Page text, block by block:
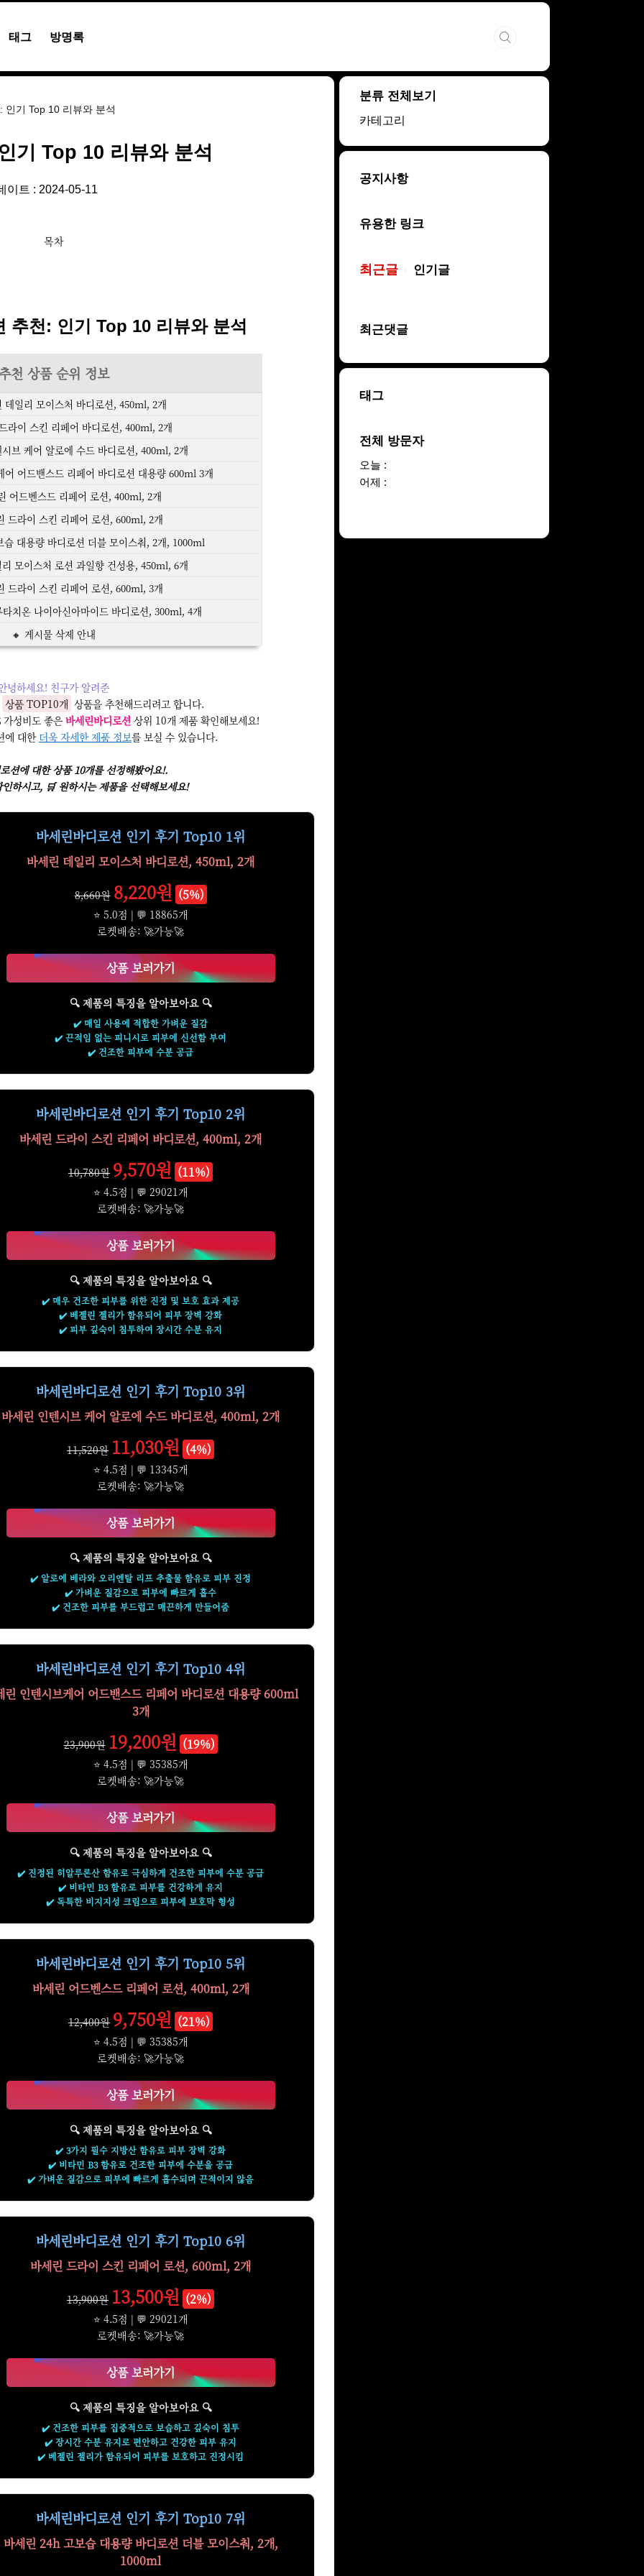
태그 방명록
인기 Top 10 리뷰와 분석
기 Top 10 리뷰와 분석
이트 : 2024-05-11
목차
추천: 인기 Top 10 리뷰와 분석
천 상품 순위 정보
데일리 모이스처 바디로션, 450ml, 2개
라이 스킨 리페어 바디로션, 400ml, 2개
브 케어 알로에 수드 바디로션, 400ml, 2개
어드밴스드 리페어 바디로션 대용량 600ml 3개
어드벤스드 리페어 로션, 400ml, 2개
드라이 스킨 리페어 로션, 600ml, 2개
대용량 바디로션 더블 모이스춰, 2개, 1000ml
모이스처 로션 과일향 건성용, 450ml, 6개
드라이 스킨 리페어 로션, 600ml, 3개
치온 나이아신아마이드 바디로션, 300ml, 4개
🔸 게시물 삭제 안내
녕하세요! 친구가 알려준
상품 TOP10개 상품을 추천해드리려고 합니다.
성비도 좋은 바세린바디로션 상위 10개 제품 확인해보세요!
에 대한 더욱 자세한 제품 정보를 보실 수 있습니다.
션에 대한 상품 10개를 선정해봤어요!.
하시고, 🛒 원하시는 제품을 선택해보세요!
바세린바디로션 인기 후기 Top10 1위
바세린 데일리 모이스처 바디로션, 450ml, 2개
8,660원 8,220원 (5%)
⭐ 5.0점 | 💬 18865개
로켓배송: 🚀가능🚀
상품 보러가기
🔍 제품의 특징을 알아보아요 🔍
✔️ 매일 사용에 적합한 가벼운 질감
✔️ 끈적임 없는 피니시로 피부에 신선함 부여
✔️ 건조한 피부에 수분 공급
바세린바디로션 인기 후기 Top10 2위
바세린 드라이 스킨 리페어 바디로션, 400ml, 2개
10,780원 9,570원 (11%)
⭐ 4.5점 | 💬 29021개
로켓배송: 🚀가능🚀
상품 보러가기
🔍 제품의 특징을 알아보아요 🔍
✔️ 매우 건조한 피부를 위한 진정 및 보호 효과 제공
✔️ 베젤린 젤리가 함유되어 피부 장벽 강화
✔️ 피부 깊숙이 침투하여 장시간 수분 유지
바세린바디로션 인기 후기 Top10 3위
바세린 인텐시브 케어 알로에 수드 바디로션, 400ml, 2개
11,520원 11,030원 (4%)
⭐ 4.5점 | 💬 13345개
로켓배송: 🚀가능🚀
상품 보러가기
🔍 제품의 특징을 알아보아요 🔍
✔️ 알로에 베라와 오리엔탈 리프 추출물 함유로 피부 진정
✔️ 가벼운 질감으로 피부에 빠르게 흡수
✔️ 건조한 피부를 부드럽고 매끈하게 만들어줌
바세린바디로션 인기 후기 Top10 4위
린 인텐시브케어 어드밴스드 리페어 바디로션 대용량 600ml
3개
23,900원 19,200원 (19%)
⭐ 4.5점 | 💬 35385개
로켓배송: 🚀가능🚀
상품 보러가기
🔍 제품의 특징을 알아보아요 🔍
✔️ 진정된 히알루론산 함유로 극심하게 건조한 피부에 수분 공급
✔️ 비타민 B3 함유로 피부를 건강하게 유지
✔️ 독특한 비지지성 크림으로 피부에 보호막 형성
바세린바디로션 인기 후기 Top10 5위
바세린 어드벤스드 리페어 로션, 400ml, 2개
12,400원 9,750원 (21%)
⭐ 4.5점 | 💬 35385개
로켓배송: 🚀가능🚀
상품 보러가기
🔍 제품의 특징을 알아보아요 🔍
✔️ 3가지 필수 지방산 함유로 피부 장벽 강화
✔️ 비타민 B3 함유로 건조한 피부에 수분을 공급
✔️ 가벼운 질감으로 피부에 빠르게 흡수되며 끈적이지 않음
바세린바디로션 인기 후기 Top10 6위
바세린 드라이 스킨 리페어 로션, 600ml, 2개
13,900원 13,500원 (2%)
⭐ 4.5점 | 💬 29021개
로켓배송: 🚀가능🚀
상품 보러가기
🔍 제품의 특징을 알아보아요 🔍
✔️ 건조한 피부를 집중적으로 보습하고 깊숙이 침투
✔️ 장시간 수분 유지로 편안하고 건강한 피부 유지
✔️ 베젤린 젤리가 함유되어 피부를 보호하고 진정시킴
바세린바디로션 인기 후기 Top10 7위
바세린 24h 고보습 대용량 바디로션 더블 모이스춰, 2개,
1000ml
분류 전체보기
카테고리
공지사항
유용한 링크
최근글 인기글
최근댓글
태그
전체 방문자
오늘 :
어제 :